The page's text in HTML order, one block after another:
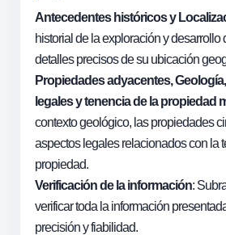
Antecedentes históricos y
historial de la exploración y desarrollo
detalles precisos de su ubicación
Propiedades adyacentes,
legales y tenencia de la propiedad
contexto geológico, las propiedades
aspectos legales relacionados con la
propiedad.
Verificación de la información:
verificar toda la información
precisión y fiabilidad.